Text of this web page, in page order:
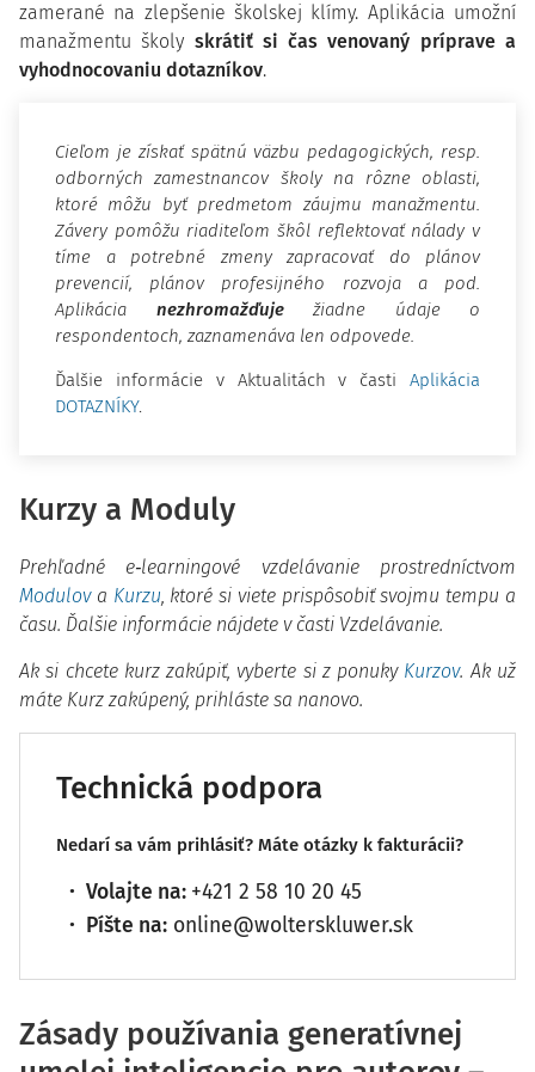
zamerané na zlepšenie školskej klímy. Aplikácia umožní
manažmentu školy skrátiť si čas venovaný príprave a
vyhodnocovaniu dotazníkov.
Cieľom je získať spätnú väzbu pedagogických, resp.
odborných zamestnancov školy na rôzne oblasti,
ktoré môžu byť predmetom záujmu manažmentu.
Závery pomôžu riaditeľom škôl reflektovať nálady v
tíme a potrebné zmeny zapracovať do plánov
prevencií, plánov profesijného rozvoja a pod.
Aplikácia nezhromažďuježiadne údaje o
respondentoch, zaznamenáva len odpovede.
Ďalšie informácie v Aktualitách v časti Aplikácia
DOTAZNÍKY.
Kurzy a Moduly
Prehľadné e‑learningové vzdelávanie prostredníctvom
Modulov a Kurzu, ktoré si viete prispôsobiť svojmu tempu a
času. Ďalšie informácie nájdete v časti Vzdelávanie.
Ak si chcete kurz zakúpiť, vyberte si z ponuky Kurzov. Ak už
máte Kurz zakúpený, prihláste sa nanovo.
Technická podpora
Nedarí sa vám prihlásiť? Máte otázky k fakturácii?
Volajte na: +421 2 58 10 20 45
Píšte na: online@wolterskluwer.sk
Zásady používania generatívnej